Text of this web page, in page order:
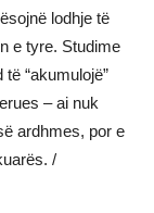
lodhje të
e tyre. Studime
“akumulojë”
– ai nuk
ardhmes, por e
/